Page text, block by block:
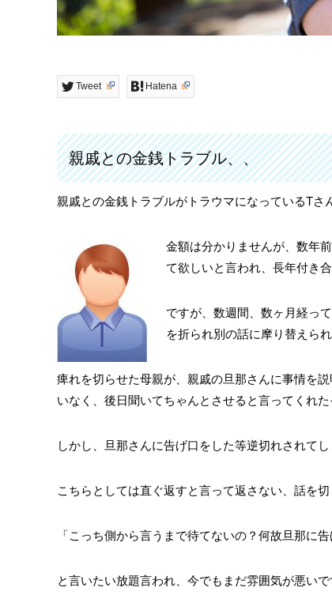
Tweet Hatena
親戚との金銭トラブル、、
親戚との金銭トラブルがトラウマになっているTさ
金額は分かりませんが、数年
て欲しいと言われ、長年付き
ですが、数週間、数ヶ月経っ
を折られ別の話に摩り替えら
痺れを切らせた母親が、親戚の旦那さんに事情を
いなく、後日聞いてちゃんとさせると言ってくれた
しかし、旦那さんに告げ口をした等逆切れされてし
こちらとしては直ぐ返すと言って返さない、話を
「こっち側から言うまで待てないの？何故旦那に告
と言いたい放題言われ、今でもまだ雰囲気が悪いで